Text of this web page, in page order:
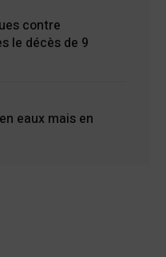
contre
le décès de 9
eaux mais en